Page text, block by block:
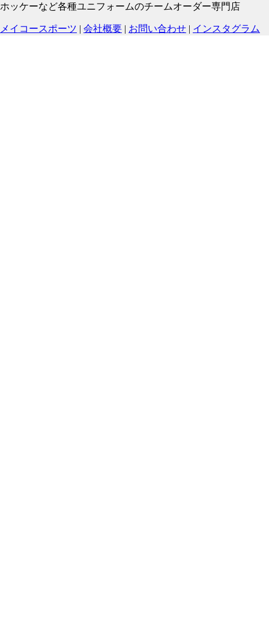
ホッケーなど各種ユニフォームのチームオーダー専門店
メイコースポーツ | 会社概要 | お問い合わせ | インスタグラム